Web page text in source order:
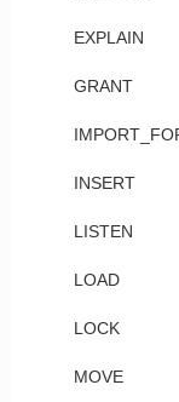
EXPLAIN
GRANT
INSERT
LISTEN
LOAD
LOCK
MOVE